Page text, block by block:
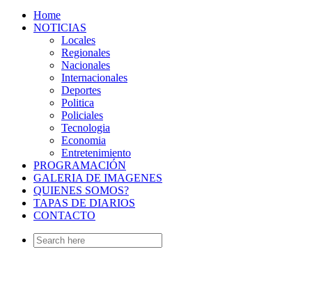
Home
NOTICIAS
Locales
Regionales
Nacionales
Internacionales
Deportes
Politica
Policiales
Tecnologia
Economia
Entretenimiento
PROGRAMACIÓN
GALERIA DE IMAGENES
QUIENES SOMOS?
TAPAS DE DIARIOS
CONTACTO
Search
for: